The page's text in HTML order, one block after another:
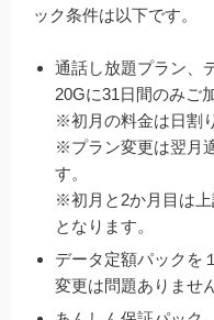
ック条件は以下です。
通話し放題プラン、
20Gに31日間のみご
※初月の料金は日割
※プラン変更は翌月
す。
※初月と2か月目は
となります。
データ定額パックを
変更は問題ありませ